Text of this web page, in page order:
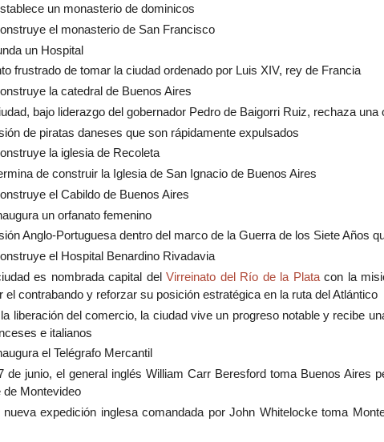
un monasterio de dominicos
el monasterio de San Francisco
un Hospital
frustrado de tomar la ciudad ordenado por Luis XIV, rey de Francia
la catedral de Buenos Aires
bajo liderazgo del gobernador Pedro de Baigorri Ruiz, rechaza
de piratas daneses que son rápidamente expulsados
la iglesia de Recoleta
de construir la Iglesia de San Ignacio de Buenos Aires
el Cabildo de Buenos Aires
un orfanato femenino
Anglo-Portuguesa dentro del marco de la Guerra de los Siete Años
el Hospital Benardino Rivadavia
es nombrada capital delVirreinato del Río de la Platacon la
el contrabando y reforzar su posición estratégica en la ruta del Atlántico
liberación del comercio, la ciudad vive un progreso notable y recibe
e italianos
el Telégrafo Mercantil
de junio, el general inglés William Carr Beresford toma Buenos Aires
de Montevideo
expedición inglesa comandada por John Whitelocke toma